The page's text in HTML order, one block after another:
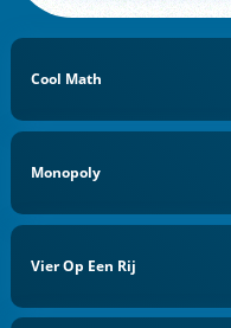
Cool Math
Monopoly
Vier Op Een Rij